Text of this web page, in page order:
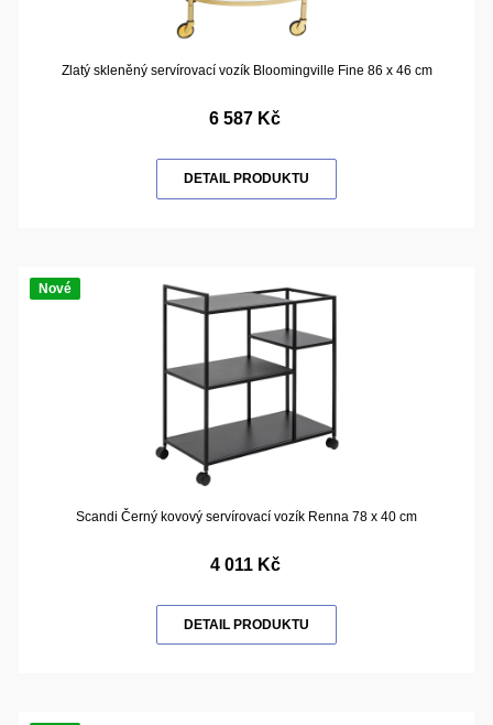
Zlatý skleněný servírovací vozík Bloomingville Fine 86 x 46 cm
6 587 Kč
DETAIL PRODUKTU
Nové
Scandi Černý kovový servírovací vozík Renna 78 x 40 cm
4 011 Kč
DETAIL PRODUKTU